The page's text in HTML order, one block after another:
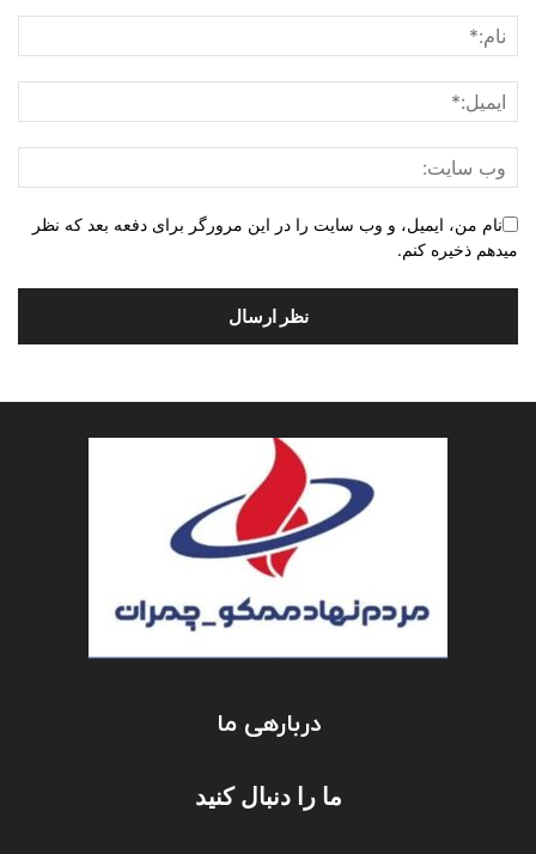
نام من، ایمیل، و وب سایت را در این مرورگر برای دفعه بعد که نظر
میدهم ذخیره کنم.
دربارهی ما
ما را دنبال کنید